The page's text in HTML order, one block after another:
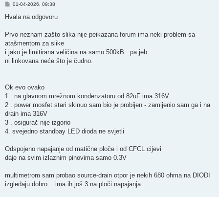
P
s
01-04-2026, 09:38
Hvala na odgovoru
Prvo neznam zašto slika nije peikazana forum ima neki problem sa
atašmentom za slike
i jako je limitirana veličina na samo 500kB ..pa jeb
ni linkovana neće što je čudno.
Ok evo ovako
1 . na glavnom mrežnom kondenzatoru od 82uF ima 316V
2 . power mosfet stari skinuo sam bio je probijen - zamijenio sam ga i na
drain ima 316V
3 . osigurač nije izgorio
4. svejedno standbay LED dioda ne svjetli
Odspojeno napajanje od matične ploče i od CFCL cijevi
daje na svim izlaznim pinovima samo 0.3V
multimetrom sam probao source-drain otpor je nekih 680 ohma na DIODI
izgledaju dobro ...ima ih još 3 na ploči napajanja .